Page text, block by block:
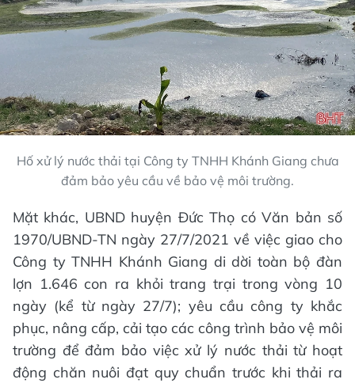
Hố xử lý nước thải tại Công ty TNHH Khánh Giang chưa
đảm bảo yêu cầu về bảo vệ môi trường.
Mặt khác, UBND huyện Đức Thọ có Văn bản số
1970/UBND-TN ngày 27/7/2021 về việc giao cho
Công ty TNHH Khánh Giang di dời toàn bộ đàn
lợn 1.646 con ra khỏi trang trại trong vòng 10
ngày (kể từ ngày 27/7); yêu cầu công ty khắc
phục, nâng cấp, cải tạo các công trình bảo vệ môi
trường để đảm bảo việc xử lý nước thải từ hoạt
động chăn nuôi đạt quy chuẩn trước khi thải ra